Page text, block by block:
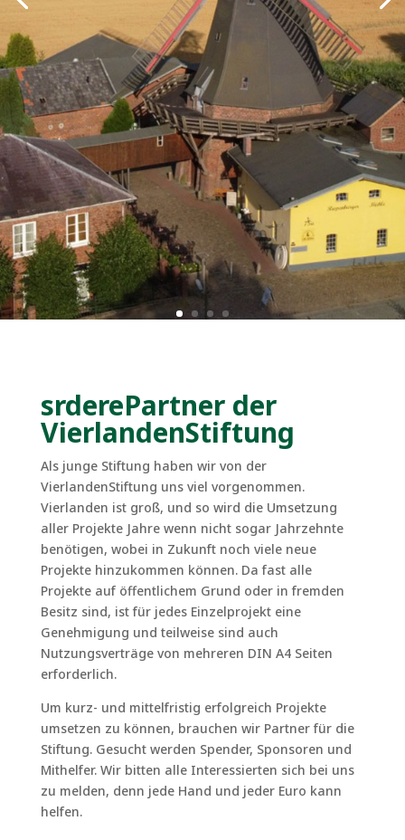
srderePartner der
VierlandenStiftung
Als junge Stiftung haben wir von der
VierlandenStiftung uns viel vorgenommen.
Vierlanden ist groß, und so wird die Umsetzung
aller Projekte Jahre wenn nicht sogar Jahrzehnte
benötigen, wobei in Zukunft noch viele neue
Projekte hinzukommen können. Da fast alle
Projekte auf öffentlichem Grund oder in fremden
Besitz sind, ist für jedes Einzelprojekt eine
Genehmigung und teilweise sind auch
Nutzungsverträge von mehreren DIN A4 Seiten
erforderlich.
Um kurz- und mittelfristig erfolgreich Projekte
umsetzen zu können, brauchen wir Partner für die
Stiftung. Gesucht werden Spender, Sponsoren und
Mithelfer. Wir bitten alle Interessierten sich bei uns
zu melden, denn jede Hand und jeder Euro kann
helfen.